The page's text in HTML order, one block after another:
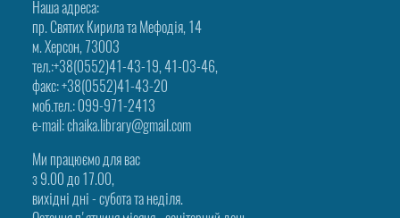
Наша адреса:
пр. Святих Кирила та Мефодія, 14
м. Херсон, 73003
тел.:+38(0552)41-43-19, 41-03-46,
факс: +38(0552)41-43-20
моб.тел.: 099-971-2413
e-mail: chaika.library@gmail.com
Ми працюємо для вас
з 9.00 до 17.00,
вихідні дні - субота та неділя.